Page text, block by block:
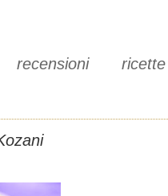
recensioni ricette